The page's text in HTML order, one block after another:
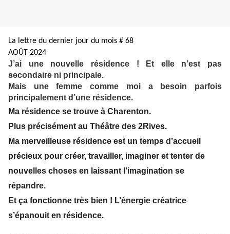
La lettre du dernier jour du mois # 68
AOÛT 2024
J’ai une nouvelle résidence ! Et elle n’est pas
secondaire ni principale.
Mais une femme comme moi a besoin parfois
principalement d’une résidence.
Ma résidence se trouve à Charenton.
Plus précisément au Théâtre des 2Rives.
Ma merveilleuse résidence est un temps d’accueil
précieux pour créer, travailler, imaginer et tenter de
nouvelles choses en laissant l’imagination se
répandre.
Et ça fonctionne très bien ! L’énergie créatrice
s’épanouit en résidence.